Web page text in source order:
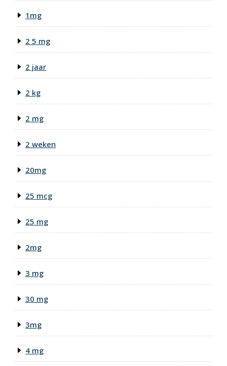
1mg
2 5 mg
2 jaar
2 kg
2 mg
2 weken
20mg
25 mcg
25 mg
2mg
3 mg
30 mg
3mg
4 mg